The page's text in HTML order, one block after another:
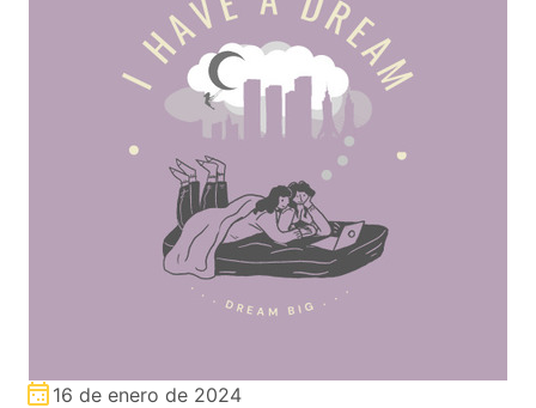
16 de enero de 2024